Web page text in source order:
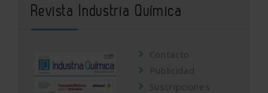
Revista Industria Química
Contacto
Publicidad
Suscripciones